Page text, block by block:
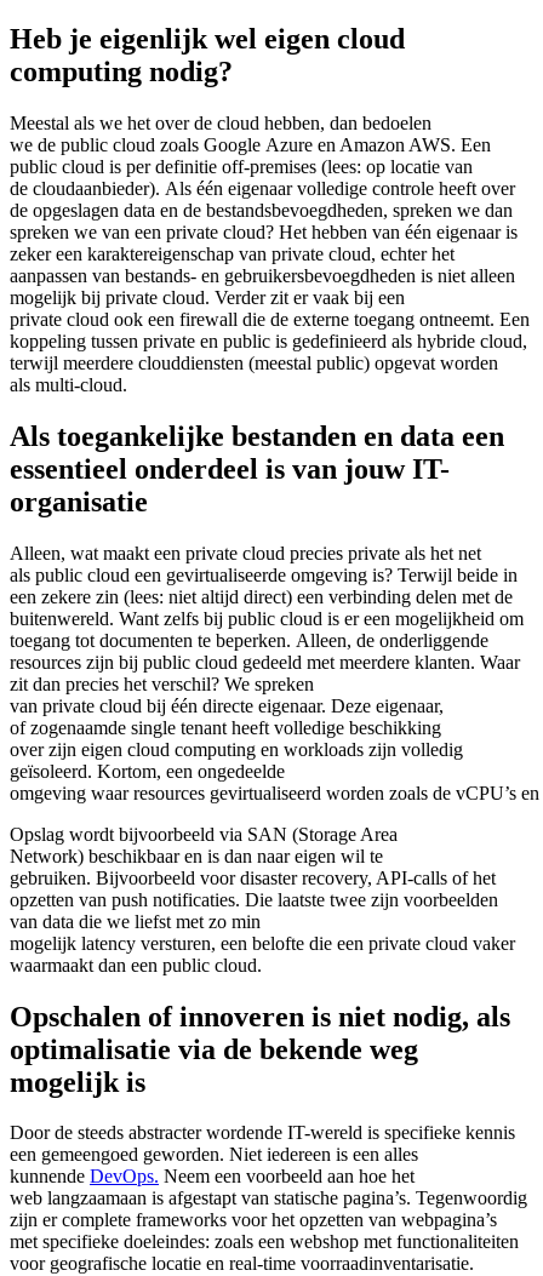
Heb je eigenlijk wel eigen cloud
computing nodig?
Meestal als we het over de cloud hebben, dan bedoelen
we de public cloud zoals Google Azure en Amazon AWS. Een
public cloud is per definitie off-premises (lees: op locatie van
de cloudaanbieder). Als één eigenaar volledige controle heeft over
de opgeslagen data en de bestandsbevoegdheden, spreken we dan
spreken we van een private cloud? Het hebben van één eigenaar is
zeker een karaktereigenschap van private cloud, echter het
aanpassen van bestands- en gebruikersbevoegdheden is niet alleen
mogelijk bij private cloud. Verder zit er vaak bij een
private cloud ook een firewall die de externe toegang ontneemt. Een
koppeling tussen private en public is gedefinieerd als hybride cloud,
terwijl meerdere clouddiensten (meestal public) opgevat worden
als multi-cloud.
Als toegankelijke bestanden en data een
essentieel onderdeel is van jouw IT-
organisatie
Alleen, wat maakt een private cloud precies private als het net
als public cloud een gevirtualiseerde omgeving is? Terwijl beide in
een zekere zin (lees: niet altijd direct) een verbinding delen met de
buitenwereld. Want zelfs bij public cloud is er een mogelijkheid om
toegang tot documenten te beperken. Alleen, de onderliggende
resources zijn bij public cloud gedeeld met meerdere klanten. Waar
zit dan precies het verschil? We spreken
van private cloud bij één directe eigenaar. Deze eigenaar,
of zogenaamde single tenant heeft volledige beschikking
over zijn eigen cloud computing en workloads zijn volledig
geïsoleerd. Kortom, een ongedeelde
omgeving waar resources gevirtualiseerd worden zoals de vCPU’s
Opslag wordt bijvoorbeeld via SAN (Storage Area
Network) beschikbaar en is dan naar eigen wil te
gebruiken. Bijvoorbeeld voor disaster recovery, API-calls of het
opzetten van push notificaties. Die laatste twee zijn voorbeelden
van data die we liefst met zo min
mogelijk latency versturen, een belofte die een private cloud vaker
waarmaakt dan een public cloud.
Opschalen of innoveren is niet nodig, als
optimalisatie via de bekende weg
mogelijk is
Door de steeds abstracter wordende IT-wereld is specifieke kennis
een gemeengoed geworden. Niet iedereen is een alles
kunnende DevOps. Neem een voorbeeld aan hoe het
web langzaamaan is afgestapt van statische pagina’s. Tegenwoordig
zijn er complete frameworks voor het opzetten van webpagina’s
met specifieke doeleindes: zoals een webshop met functionaliteiten
voor geografische locatie en real-time voorraadinventarisatie.